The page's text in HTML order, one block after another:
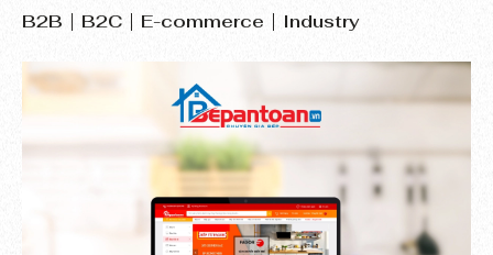
B2B B2C E-commerce Industry